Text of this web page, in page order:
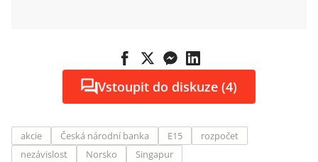
Vstoupit do diskuze (4)
akcie Česká národní banka E15
rozpočet
nezávislost
Norsko Singapur